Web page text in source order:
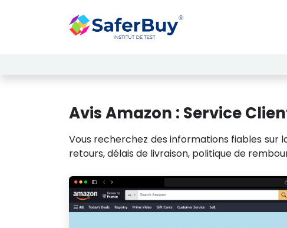
Avis Amazon : Service
Vous recherchez des informations fiables sur
retours, délais de livraison, politique de